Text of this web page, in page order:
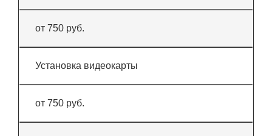
от 750 руб.
Установка видеокарты
от 750 руб.